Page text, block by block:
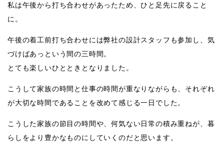
私は午後から打ち合わせがあったため、ひと足先に戻ること
に。
午後の着工前打ち合わせには弊社の設計スタッフも参加し、気
づけばあっという間の三時間。
とても楽しいひとときとなりました。
こうして家族の時間と仕事の時間が重なりながらも、それぞれ
が大切な時間であることを改めて感じる一日でした。
こうした家族の節目の時間や、何気ない日常の積み重ねが、暮
らしをより豊かなものにしていくのだと思います。